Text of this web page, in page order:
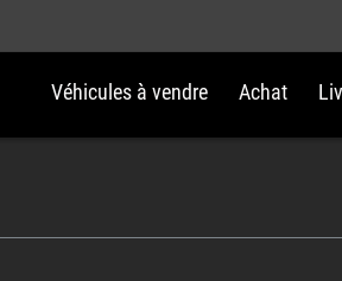
Véhicules à vendre Achat